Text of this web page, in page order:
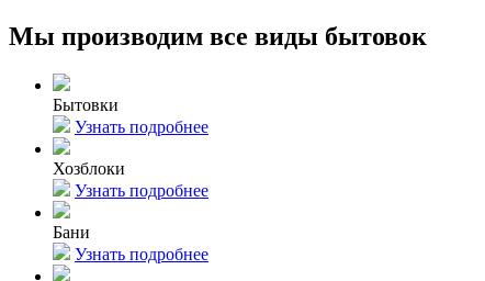
Мы производим все виды бытовок
Бытовки
Узнать подробнее
Хозблоки
Узнать подробнее
Бани
Узнать подробнее